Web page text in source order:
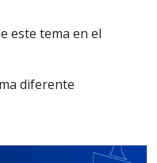
este tema en el
diferente